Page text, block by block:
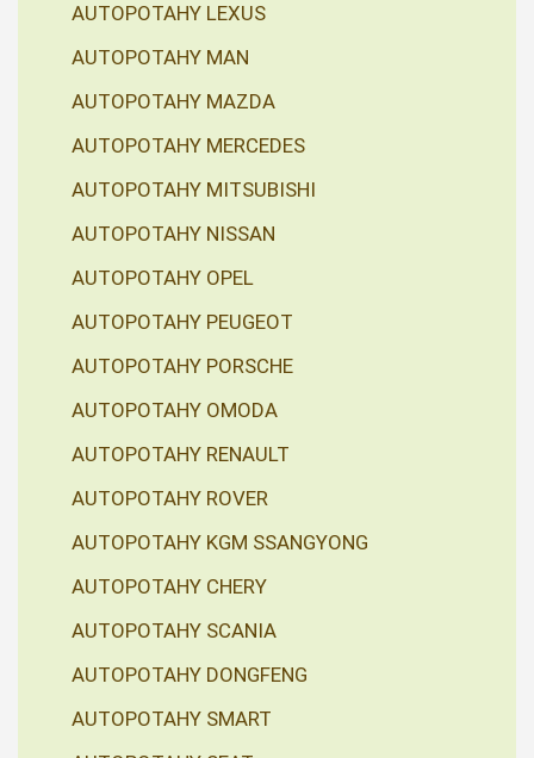
AUTOPOTAHY LEXUS
AUTOPOTAHY MAN
AUTOPOTAHY MAZDA
AUTOPOTAHY MERCEDES
AUTOPOTAHY MITSUBISHI
AUTOPOTAHY NISSAN
AUTOPOTAHY OPEL
AUTOPOTAHY PEUGEOT
AUTOPOTAHY PORSCHE
AUTOPOTAHY OMODA
AUTOPOTAHY RENAULT
AUTOPOTAHY ROVER
AUTOPOTAHY KGM SSANGYONG
AUTOPOTAHY CHERY
AUTOPOTAHY SCANIA
AUTOPOTAHY DONGFENG
AUTOPOTAHY SMART